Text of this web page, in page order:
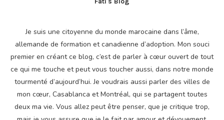
Je suis une citoyenne du monde marocaine dans l’âme,
allemande de formation et canadienne d’adoption. Mon souci
premier en créant ce blog, c’est de parler à cœur ouvert de tout
ce qui me touche et peut vous toucher aussi, dans notre monde
tourmenté d’aujourd’hui. Je voudrais aussi parler des villes de
mon cœur, Casablanca et Montréal, qui se partagent toutes
deux ma vie. Vous allez peut être penser, que je critique trop,